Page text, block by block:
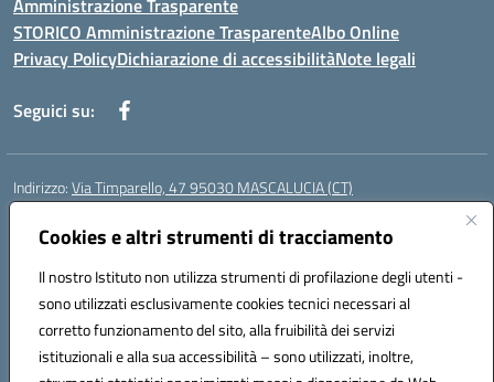
Cookies e altri strumenti di tracciamento
Il nostro Istituto non utilizza strumenti di profilazione degli utenti -
sono utilizzati esclusivamente cookies tecnici necessari al
corretto funzionamento del sito, alla fruibilità dei servizi
istituzionali e alla sua accessibilità – sono utilizzati, inoltre,
Amministrazione Trasparente
STORICO Amministrazione TrasparenteAlbo Online
Privacy PolicyDichiarazione di accessibilitàNote legali
Seguici su:
Indirizzo:Via Timparello, 47 95030 MASCALUCIA (CT)
Centralino:
Posta elettronica certificata (PEC):ctic8bc002@pec.istruzione.it
Codice fiscale: 93238350875
Codice meccanografico:ctic8bc002
Codice Indice delle Pubbliche Amministrazioni (IPA): istsc_ctic8bc002
Codice unico di fatturazione (CUF): 2PO2JW